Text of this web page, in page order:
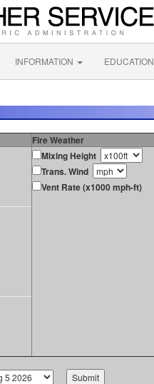
INFORMATION EDUCATION
Fire Weather
Mixing Height
Trans. Wind
Vent Rate (x1000 mph-ft)